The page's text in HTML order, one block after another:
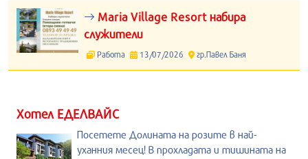
Maria Village Resort набира
служители
Работа 13/07/2026 гр.Павел Баня
Хотел ЕДЕЛВАЙС
Посетете Долината на розите в най-
уханния месец! В прохладата и тишината на